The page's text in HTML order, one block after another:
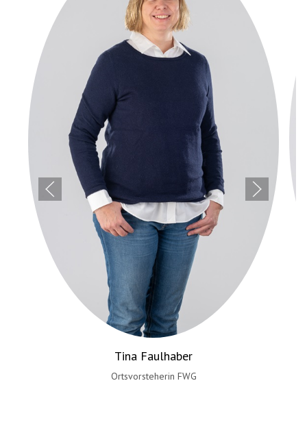
Manuela Weist